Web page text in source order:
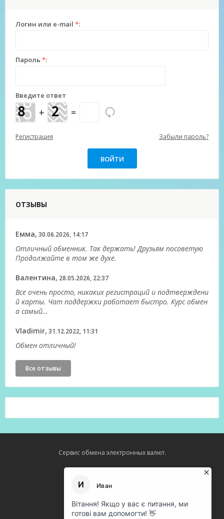
Логин или e-mail *:
Пароль *:
Введите ответ
+ =
Регистрация Забыли пароль?
ОТЗЫВЫ
Емма, 30.06.2026, 14:17
Отличный обменник. Так держать! Друзьям посоветую
Продолжайте в том же духе.
Валентина, 28.05.2026, 22:37
Все очень просто, никаких регистраций и подтверждени
й карты. Чат поддержки работает быстро. Курс обмен
а самый…
Vladimir, 31.12.2022, 11:31
Обмен отличный!
Все отзывы
Сервис обмена электронных валют.